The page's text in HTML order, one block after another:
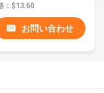
：$13.60
お問い合わせ